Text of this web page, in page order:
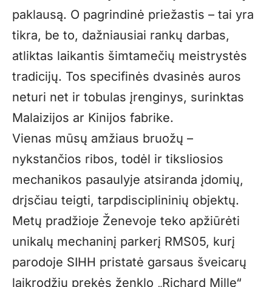
paklausą. O pagrindinė priežastis – tai yra
tikra, be to, dažniausiai rankų darbas,
atliktas laikantis šimtamečių meistrystės
tradicijų. Tos specifinės dvasinės auros
neturi net ir tobulas įrenginys, surinktas
Malaizijos ar Kinijos fabrike.
Vienas mūsų amžiaus bruožų –
nykstančios ribos, todėl ir tiksliosios
mechanikos pasaulyje atsiranda įdomių,
drįsčiau teigti, tarpdisciplininių objektų.
Metų pradžioje Ženevoje teko apžiūrėti
unikalų mechaninį parkerį RMS05, kurį
parodoje SIHH pristatė garsaus šveicarų
laikrodžių prekės ženklo „Richard Mille“